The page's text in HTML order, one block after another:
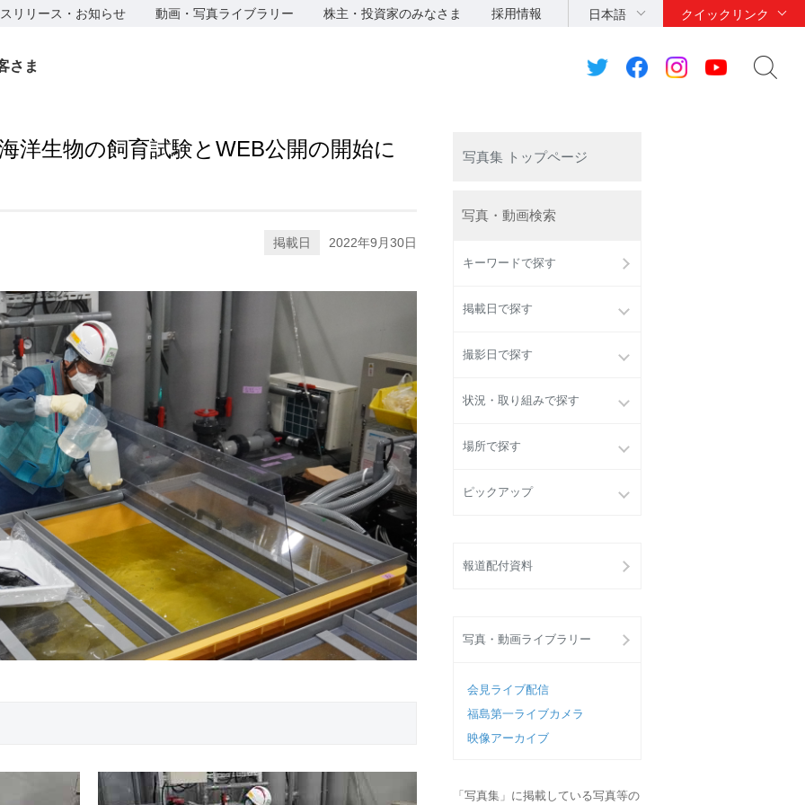
リリース・お知らせ 動画・写真ライブラリー 株主・投資家のみなさま 採用情報 日本語 クイックリンク
さま
洋生物の飼育試験とWEB公開の開始に
掲載日 2022年9月30日
写真集 トップページ
写真・動画検索
キーワードで探す
掲載日で探す
撮影日で探す
状況・取り組みで探す
場所で探す
ピックアップ
報道配付資料
写真・動画ライブラリー
会見ライブ配信
福島第一ライブカメラ
映像アーカイブ
「写真集」に掲載している写真等の